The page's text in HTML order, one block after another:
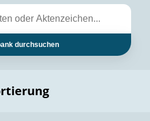
durchsuchen